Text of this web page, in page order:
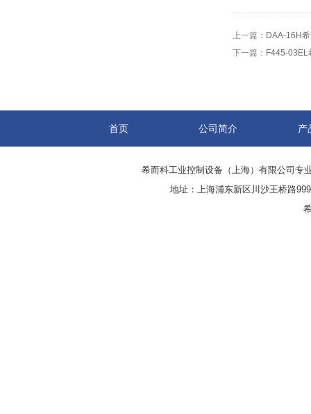
上一篇： DAA-16H
下一篇： F445-03EL
首页 公司简介 产
希而科工业控制设备（上海）有限公司专
地址：上海浦东新区川沙王桥路